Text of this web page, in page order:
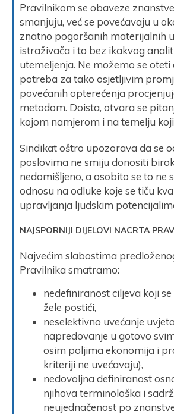
Pravilnikom se obaveze
smanjuju, već se povećavaju u
znatno pogoršanih materijalnih
istraživača i to bez ikakvog
utemeljenja. Ne možemo se oteti
potreba za tako osjetljivim
povećanih opterećenja
metodom. Doista, otvara se
kojom namjerom i na temelju
Sindikat oštro upozorava da se
poslovima ne smiju donositi
nedomišljeno, a osobito se to ne
odnosu na odluke koje se tiču
upravljanja ljudskim
NAJSPORNIJI DIJELOVI NACRTA
Najvećim slabostima
Pravilnika smatramo:
nedefiniranost ciljeva koji
žele postići,
neselektivno uvećanje
napredovanje u gotovo
osim poljima ekonomija i
kriteriji ne uvećavaju),
nedovoljna definiranost
njihova terminološka i
neujednačenost po